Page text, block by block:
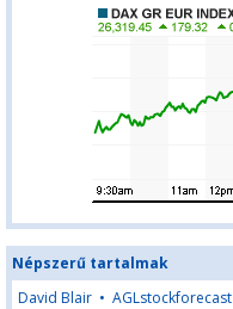
Népszerű tartalmak
David Blair • AGLstockforecast